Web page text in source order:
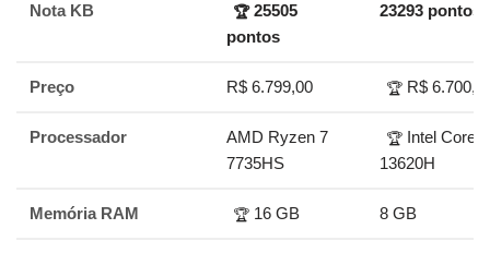
Nota KB 🏆25505
pontos
23293 pontos
Preço R$ 6.799,00 🏆 R$
Processador
AMD Ryzen 7
7735HS
🏆 Intel Core
13620H
Memória RAM 🏆 16 GB 8 GB